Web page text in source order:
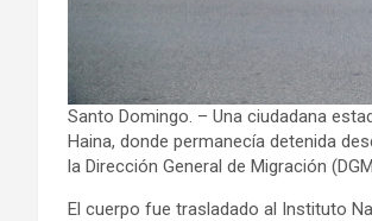
Santo Domingo. – Una ciudadana
Haina, donde permanecía detenida
la Dirección General de Migración
El cuerpo fue trasladado al Instituto